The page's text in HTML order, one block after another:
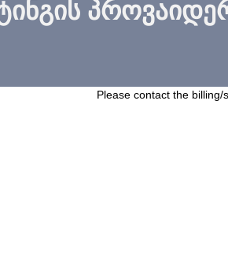
Please contact the